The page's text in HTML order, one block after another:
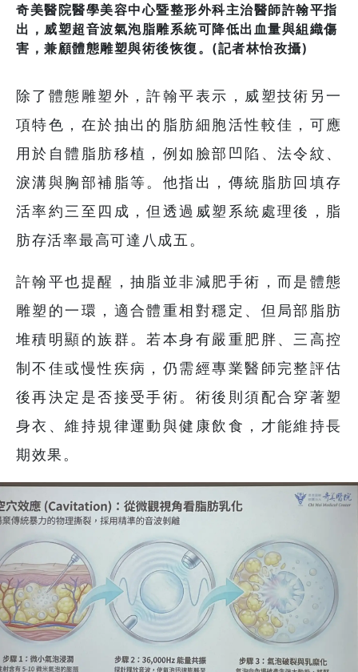
奇美醫院醫學美容中心暨整形外科主治醫師許翰平指
出，威塑超音波氣泡脂雕系統可降低出血量與組織傷
害，兼顧體態雕塑與術後恢復。(記者林怡孜攝)
除了體態雕塑外，許翰平表示，威塑技術另一
項特色，在於抽出的脂肪細胞活性較佳，可應
用於自體脂肪移植，例如臉部凹陷、法令紋、
淚溝與胸部補脂等。他指出，傳統脂肪回填存
活率約三至四成，但透過威塑系統處理後，脂
肪存活率最高可達八成五。
許翰平也提醒，抽脂並非減肥手術，而是體態
雕塑的一環，適合體重相對穩定、但局部脂肪
堆積明顯的族群。若本身有嚴重肥胖、三高控
制不佳或慢性疾病，仍需經專業醫師完整評估
後再決定是否接受手術。術後則須配合穿著塑
身衣、維持規律運動與健康飲食，才能維持長
期效果。